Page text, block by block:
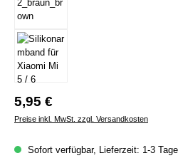
Regulärer Preis:
5,95 €
Preise inkl. MwSt. zzgl. Versandkosten
Sofort verfügbar, Lieferzeit: 1-3 Tage